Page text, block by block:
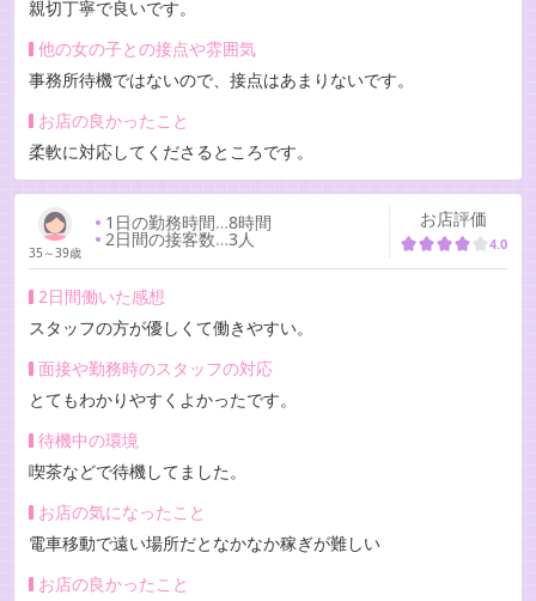
親切丁寧で良いです。
他の女の子との接点や雰囲気
事務所待機ではないので、接点はあまりないです。
お店の良かったこと
柔軟に対応してくださるところです。
35～39歳
1日の勤務時間…8時間
2日間の接客数…3人
お店評価
4.0
2日間働いた感想
スタッフの方が優しくて働きやすい。
面接や勤務時のスタッフの対応
とてもわかりやすくよかったです。
待機中の環境
喫茶などで待機してました。
お店の気になったこと
電車移動で遠い場所だとなかなか稼ぎが難しい
お店の良かったこと